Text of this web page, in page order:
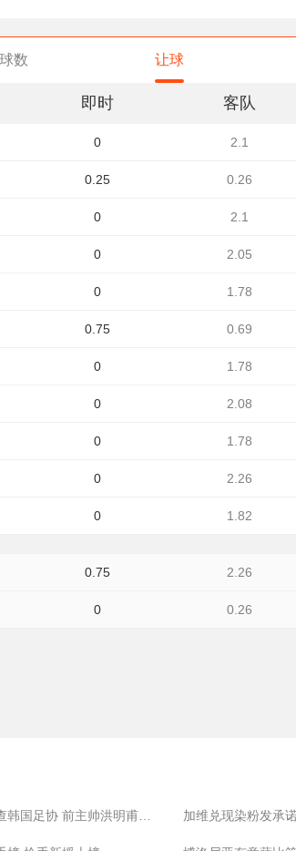
数 让球
即时 客队
0 2.1
0.25 0.26
0 2.1
0 2.05
0 1.78
0.75 0.69
0 1.78
0 2.08
0 1.78
0 2.26
0 1.82
0.75 2.26
0 0.26
加维兑现染粉发承